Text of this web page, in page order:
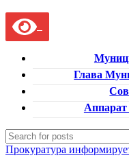
Глава
Аппарат
Прокуратура